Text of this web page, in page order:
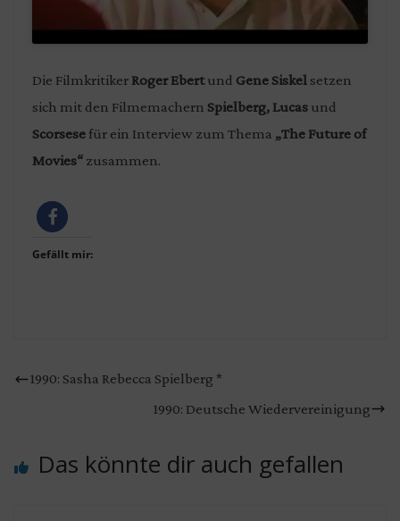
Die Filmkritiker Roger Ebertund Gene Siskel setzen
sich mit den Filmemachern Spielberg, Lucas und
Scorsese für ein Interview zum Thema „The Future of
Movies“ zusammen.
Gefällt mir:
1990: Sasha Rebecca Spielberg *
1990: Deutsche Wiedervereinigung
Das könnte dir auch gefallen